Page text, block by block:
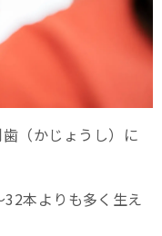
（かじょうし）に
本よりも多く生え